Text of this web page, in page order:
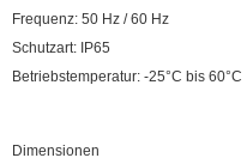
Frequenz: 50 Hz / 60 Hz
Schutzart: IP65
Betriebstemperatur: -25°C bis 60°C
Dimensionen